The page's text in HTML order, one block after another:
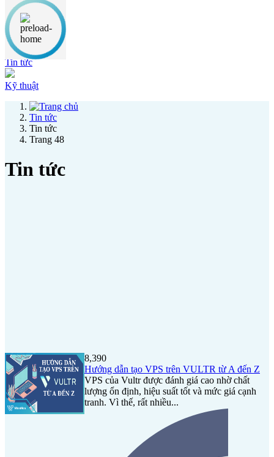
Thông báo
Ưu đãi
Tin tức
Kỹ thuật
Tin tức
Tin tức
Trang 48
Tin tức
8,390
Hướng dẫn tạo VPS trên VULTR từ A đến Z
VPS của Vultr được đánh giá cao nhờ chất
lượng ổn định, hiệu suất tốt và mức giá cạnh
tranh. Vì thế, rất nhiều...